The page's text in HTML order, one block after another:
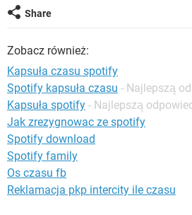
INSTAGRAM
Share
Zobacz również:
Kapsuła czasu spotify
Spotify kapsuła czasu - Najlepszą
Kapsuła spotify - Najlepszą
Jak zrezygnowac ze spotify
Spotify download
Spotify family
Os czasu fb
Reklamacja pkp intercity ile czasu